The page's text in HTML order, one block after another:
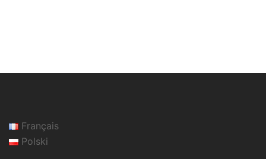
Français
Polski